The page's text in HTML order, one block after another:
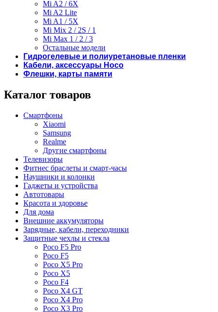
Mi A2 / 6X
Mi A2 Lite
Mi A1 / 5X
Mi Mix 2 / 2S / 1
Mi Max 1 / 2 / 3
Остальные модели
Гидрогелевые и полиуретановые пленки
Кабели, аксессуары Hoco
Флешки, карты памяти
Каталог товаров
Смартфоны
Xiaomi
Samsung
Realme
Другие смартфоны
Телевизоры
Фитнес браслеты и смарт-часы
Наушники и колонки
Гаджеты и устройства
Автотовары
Красота и здоровье
Для дома
Внешние аккумуляторы
Зарядные, кабели, переходники
Защитные чехлы и стекла
Poco F5 Pro
Poco F5
Poco X5 Pro
Poco X5
Poco F4
Poco X4 GT
Poco X4 Pro
Poco X3 Pro